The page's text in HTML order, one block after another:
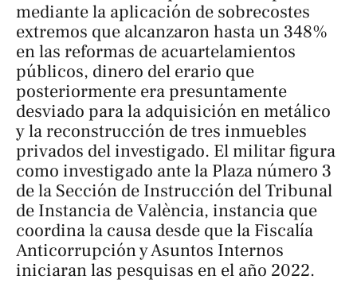
mediante la aplicación de sobrecostes
extremos que alcanzaron hasta un 348%
en las reformas de acuartelamientos
públicos, dinero del erario que
posteriormente era presuntamente
desviado para la adquisición en metálico
y la reconstrucción de tres inmuebles
privados del investigado. El militar figura
como investigado ante la Plaza número 3
de la Sección de Instrucción del Tribunal
de Instancia de València, instancia que
coordina la causa desde que la Fiscalía
Anticorrupción y Asuntos Internos
iniciaran las pesquisas en el año 2022.